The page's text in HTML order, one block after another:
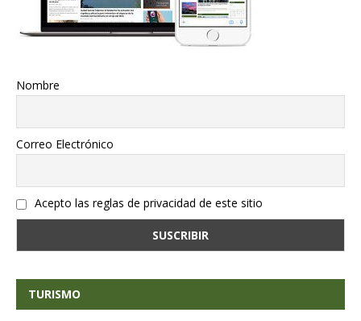
Nombre
Correo Electrónico
Acepto las reglas de privacidad de este sitio
TURISMO